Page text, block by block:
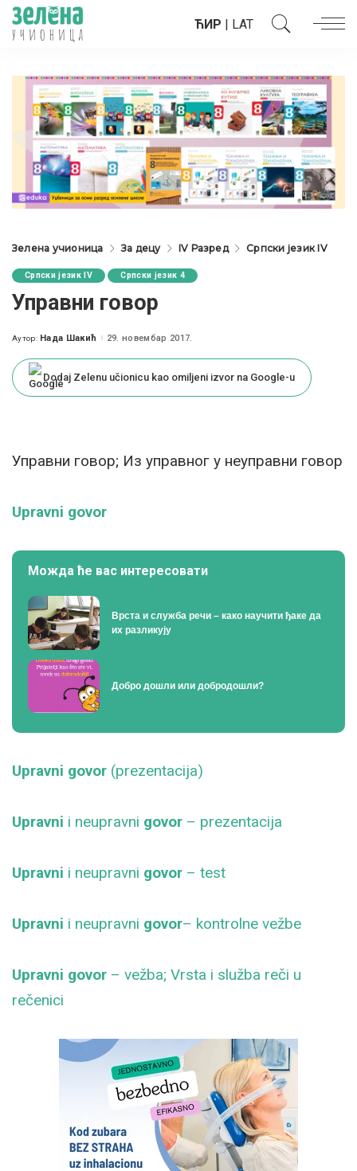
ЋИР | LAT
Зелена учионица За децу IV Разред Српски језик IV
Српски језик IV Српски језик 4
Управни говор
Posted
Аутор: Нада Шакић 29. новембар 2017.
Dodaj Zelenu učionicu kao omiljeni izvor na Google-u
Управни говор; Из управног у неуправни говор
Upravni govor
Можда ће вас интересовати
Врста и служба речи – како научити ђаке да
их разликују
Добро дошли или добродошли?
Upravni govor (prezentacija)
Upravni i neupravni govor – prezentacija
Upravni i neupravni govor – test
Upravni i neupravni govor– kontrolne vežbe
Upravni govor – vežba; Vrsta i služba reči u
rečenici